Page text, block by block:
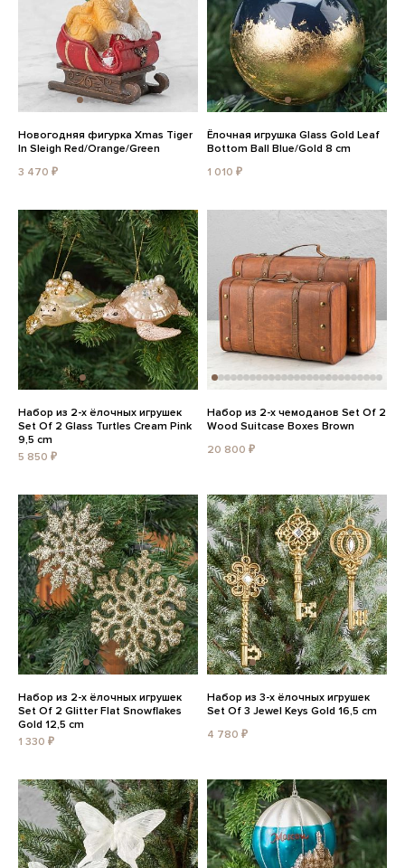
Новогодняя фигурка Xmas Tiger
In Sleigh Red/Orange/Green
3 470 ₽
Ёлочная игрушка Glass Gold Leaf
Bottom Ball Blue/Gold 8 cm
1 010 ₽
Набор из 2-х ёлочных игрушек
Set Of 2 Glass Turtles Cream Pink
9,5 cm
5 850 ₽
Набор из 2-х чемоданов Set Of 2
Wood Suitcase Boxes Brown
20 800 ₽
Набор из 2-х ёлочных игрушек
Set Of 2 Glitter Flat Snowflakes
Gold 12,5 cm
1 330 ₽
Набор из 3-х ёлочных игрушек
Set Of 3 Jewel Keys Gold 16,5 cm
4 780 ₽